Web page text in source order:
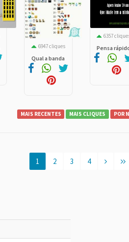
6947 cliques
Qual a banda
6357
Pensa
MAIS RECENTES MAIS CLIQUES POR
1 2 3 4